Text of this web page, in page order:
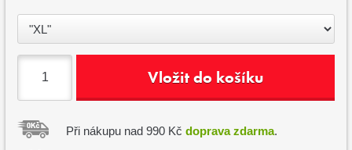
Vložit do košíku
Při nákupu nad 990 Kčdoprava zdarma.